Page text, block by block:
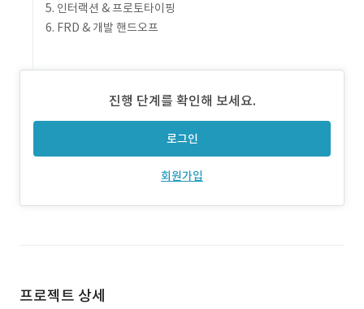
5. 인터랙션 & 프로토타이핑
6. FRD & 개발 핸드오프
진행 단계를 확인해 보세요.
로그인
회원가입
프로젝트 상세